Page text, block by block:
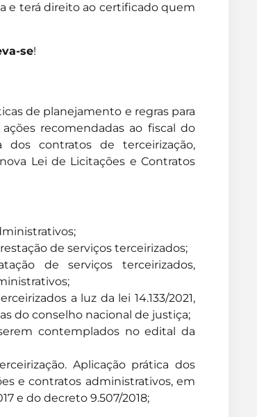
e terá direito ao certificado quem
se!
de planejamento e regras para
recomendadas ao fiscal do
dos contratos de terceirização,
Lei de Licitações e Contratos
de serviços terceirizados;
de serviços terceirizados,
a luz da lei 14.133/2021,
do conselho nacional de justiça;
contemplados no edital da
Aplicação prática dos
e contratos administrativos, em
e do decreto 9.507/2018;